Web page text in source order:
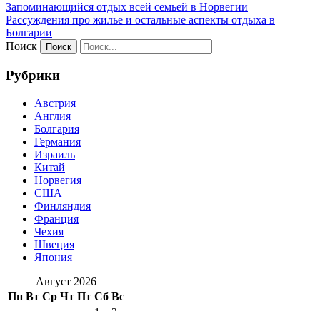
Запоминающийся отдых всей семьей в Норвегии
Рассуждения про жилье и остальные аспекты отдыха в
Болгарии
Поиск
Рубрики
Австрия
Англия
Болгария
Германия
Израиль
Китай
Норвегия
США
Финляндия
Франция
Чехия
Швеция
Япония
Август 2026
Пн Вт Ср Чт Пт Сб Вс